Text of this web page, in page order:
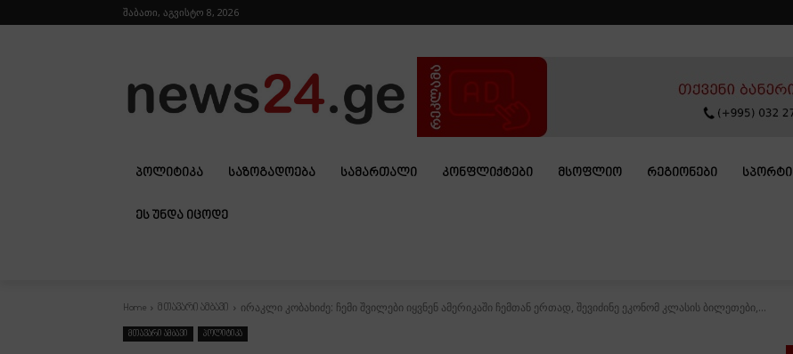
შაბათი, აგვისტო 8, 2026
ᲞᲝᲚᲘᲢᲘᲙᲐ ᲡᲐᲖᲝᲒᲐᲓᲝᲔᲑᲐ ᲡᲐᲛᲐᲠᲗᲐᲚᲘ ᲙᲝᲜᲤᲚᲘᲥᲢᲔᲑᲘ ᲛᲡᲝᲤᲚᲘᲝ ᲠᲔᲒᲘᲝᲜᲔᲑᲘ ᲡᲞᲝᲠᲢᲘ
ᲔᲡ ᲣᲜᲓᲐ ᲘᲪᲝᲓᲔ
Home მთავარი ამბავი ირაკლი კობახიძე: ჩემი შვილები იყვნენ ამერიკაში ჩემთან ერთად, შევიძინე ეკონომ კლასის ბილეთები,...
მთავარი ამბავი პოლიტიკა